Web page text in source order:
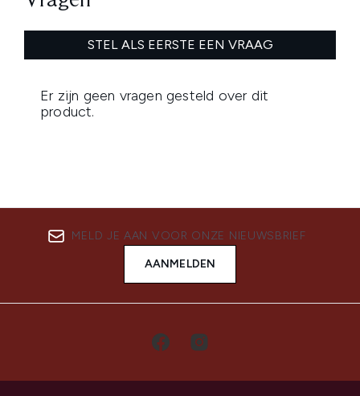
MELD JE AAN VOOR ONZE NIEUWSBRIEF
AANMELDEN